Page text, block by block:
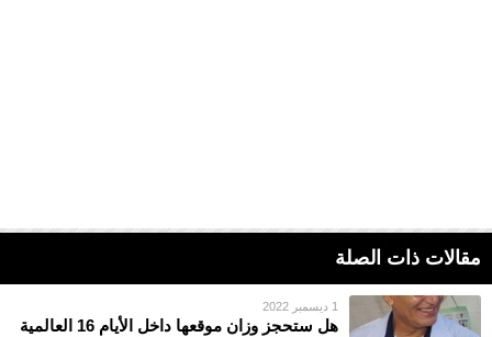
مقالات ذات الصلة
1 ديسمبر 2022
هل ستحجز وزان موقعها داخل الأيام 16 العالمية